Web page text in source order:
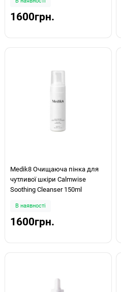
1600грн.
Medik8 Очищаюча пінка для
чутливої шкіри Calmwise
Soothing Cleanser 150ml
В наявності
1600грн.